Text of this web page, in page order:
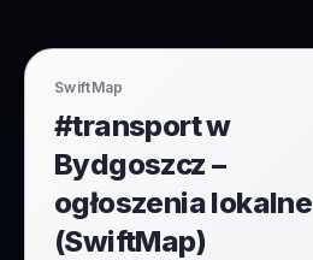
SwiftMap
#transport w
Bydgoszcz –
ogłoszenia lokalne
(SwiftMap)